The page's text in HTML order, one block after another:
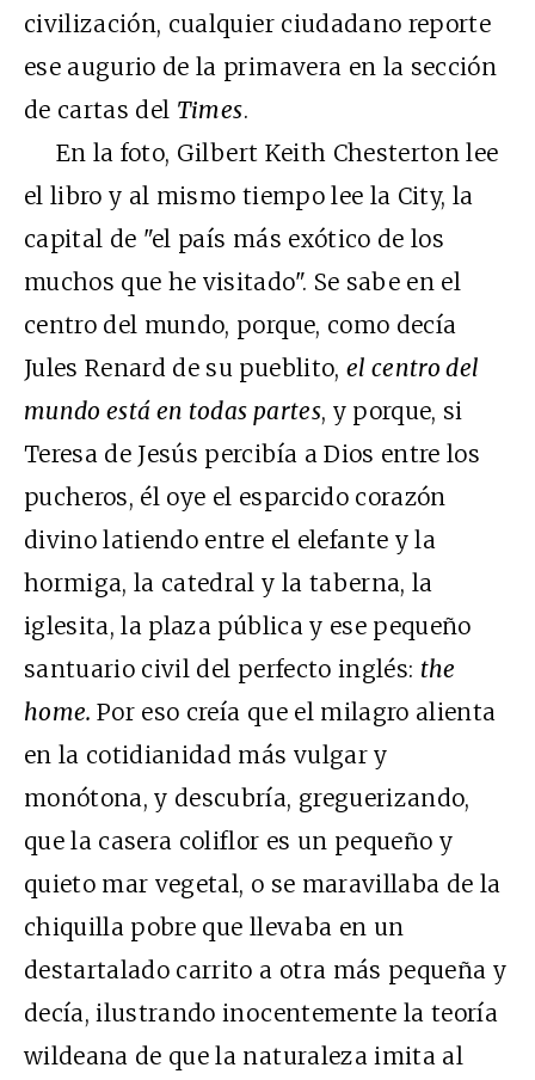
civilización, cualquier ciudadano reporte
ese augurio de la primavera en la sección
de cartas del Times.
En la foto, Gilbert Keith Chesterton lee
el libro y al mismo tiempo lee la City, la
capital de "el país más exótico de los
muchos que he visitado". Se sabe en el
centro del mundo, porque, como decía
Jules Renard de su pueblito, el centro del
mundo está en todas partes, y porque, si
Teresa de Jesús percibía a Dios entre los
pucheros, él oye el esparcido corazón
divino latiendo entre el elefante y la
hormiga, la catedral y la taberna, la
iglesita, la plaza pública y ese pequeño
santuario civil del perfecto inglés: the
home.Por eso creía que el milagro alienta
en la cotidianidad más vulgar y
monótona, y descubría, greguerizando,
que la casera coliflor es un pequeño y
quieto mar vegetal, o se maravillaba de la
chiquilla pobre que llevaba en un
destartalado carrito a otra más pequeña y
decía, ilustrando inocentemente la teoría
wildeana de que la naturaleza imita al